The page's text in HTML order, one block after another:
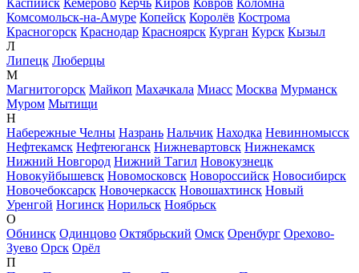
Каспийск Кемерово Керчь Киров Ковров Коломна
Комсомольск-на-Амуре Копейск Королёв Кострома
Красногорск Краснодар Красноярск Курган Курск Кызыл
Л
Липецк Люберцы
М
Магнитогорск Майкоп Махачкала Миасс Москва Мурманск
Муром Мытищи
Н
Набережные Челны Назрань Нальчик Находка Невинномысск
Нефтекамск Нефтеюганск Нижневартовск Нижнекамск
Нижний Новгород Нижний Тагил Новокузнецк
Новокуйбышевск Новомосковск Новороссийск Новосибирск
Новочебоксарск Новочеркасск Новошахтинск Новый
Уренгой Ногинск Норильск Ноябрьск
О
Обнинск Одинцово Октябрьский Омск Оренбург Орехово-
Зуево Орск Орёл
П